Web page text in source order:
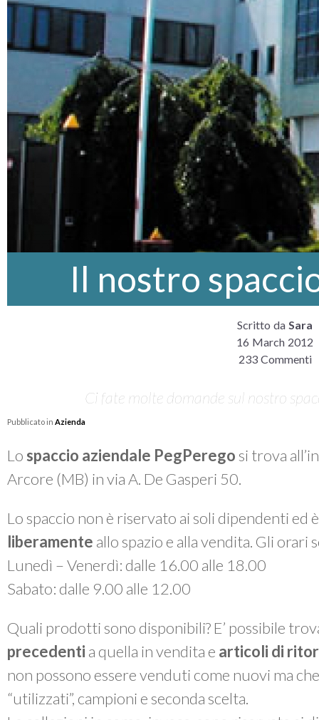
Il nostro
Scritto da Sara
16 March 2012
233 Commenti
Ci fate molte domande sul nostro
Pubblicato in Azienda
Lo spaccio aziendale PegPerego si trova
Arcore (MB) in via A. De Gasperi 50.
Lo spaccio non è riservato ai soli dipendenti ed
liberamente allo spazio e alla vendita. Gli orari
Lunedì – Venerdì: dalle 16.00 alle 18.00
Sabato: dalle 9.00 alle 12.00
Quali prodotti sono disponibili? E’ possibile
precedenti a quella in vendita e articoli di
non possono essere venduti come nuovi ma
“utilizzati”, campioni e seconda scelta.